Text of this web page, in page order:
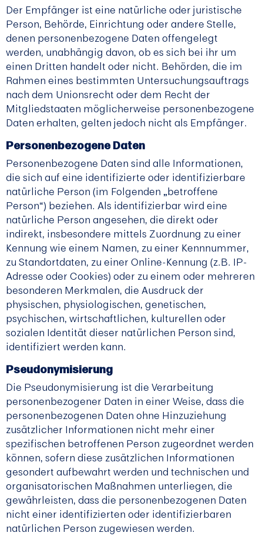
Der Empfänger ist eine natürliche oder juristische
Person, Behörde, Einrichtung oder andere Stelle,
denen personenbezogene Daten offengelegt
werden, unabhängig davon, ob es sich bei ihr um
einen Dritten handelt oder nicht. Behörden, die im
Rahmen eines bestimmten Untersuchungsauftrags
nach dem Unionsrecht oder dem Recht der
Mitgliedstaaten möglicherweise personenbezogene
Daten erhalten, gelten jedoch nicht als Empfänger.
Personenbezogene Daten
Personenbezogene Daten sind alle Informationen,
die sich auf eine identifizierte oder identifizierbare
natürliche Person (im Folgenden „betroffene
Person“) beziehen. Als identifizierbar wird eine
natürliche Person angesehen, die direkt oder
indirekt, insbesondere mittels Zuordnung zu einer
Kennung wie einem Namen, zu einer Kennnummer,
zu Standortdaten, zu einer Online-Kennung (z.B. IP-
Adresse oder Cookies) oder zu einem oder mehreren
besonderen Merkmalen, die Ausdruck der
physischen, physiologischen, genetischen,
psychischen, wirtschaftlichen, kulturellen oder
sozialen Identität dieser natürlichen Person sind,
identifiziert werden kann.
Pseudonymisierung
Die Pseudonymisierung ist die Verarbeitung
personenbezogener Daten in einer Weise, dass die
personenbezogenen Daten ohne Hinzuziehung
zusätzlicher Informationen nicht mehr einer
spezifischen betroffenen Person zugeordnet werden
können, sofern diese zusätzlichen Informationen
gesondert aufbewahrt werden und technischen und
organisatorischen Maßnahmen unterliegen, die
gewährleisten, dass die personenbezogenen Daten
nicht einer identifizierten oder identifizierbaren
natürlichen Person zugewiesen werden.